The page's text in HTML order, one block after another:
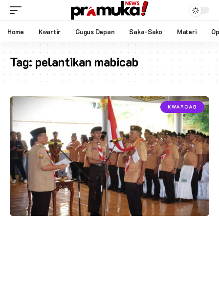
Home Kwartir Gugus Depan Saka-Sako Materi
Tag:pelantikan mabicab
KWARCAB